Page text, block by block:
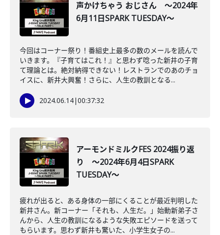
声かけちゃう おじさん ～2024年
6月11日SPARK TUESDAY～
今回はコーナー祭り！番組史上最多の数のメールを読んで
いきます。『子育てはこれ！』と思わず唸った新井の子育
て理論とは。絶対納得できない！レストランでのあのチョ
イスに、新井大興奮！さらに、人生の教訓となる...
2024.06.14|00:37:32
アーモンドミルクFES 2024振り返
り ～2024年6月4日SPARK
TUESDAY～
疲れが出ると、ある身体の一部にくることが最近判明した
新井さん。新コーナー「それも、人生だ。」始動新弟子さ
んから、人生の教訓になるような失敗エピソードを送って
もらいます。思わず新井も驚いた、小学生女子の...